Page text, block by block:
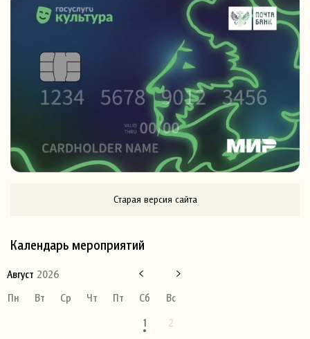
Старая версия сайта
Календарь мероприятий
Август 2026
Пн
Вт Ср Чт Пт Сб
Вс
1
2